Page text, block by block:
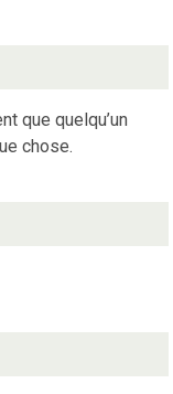
que quelqu’un
chose.